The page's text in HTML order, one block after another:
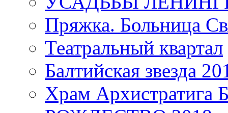
Пряжка. Больница
Театральный квартал
Балтийская звезда
Храм